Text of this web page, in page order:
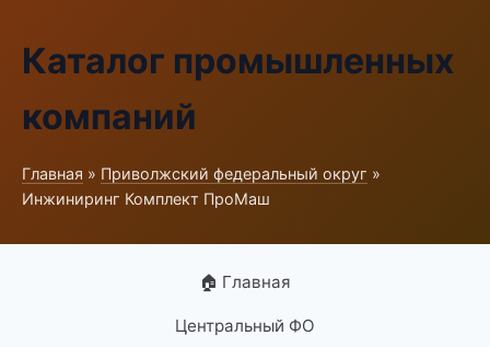
Каталог промышленных
компаний
Главная » Приволжский федеральный округ »
Инжиниринг Комплект ПроМаш
🏠 Главная
Центральный ФО